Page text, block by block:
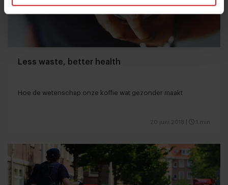
Less waste, better health
Hoe de wetenschap onze koffie wat gezonder maakt
20 juni 2018 1 min